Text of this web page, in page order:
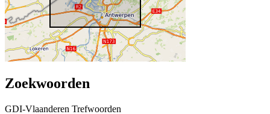
Zoekwoorden
GDI-Vlaanderen Trefwoorden